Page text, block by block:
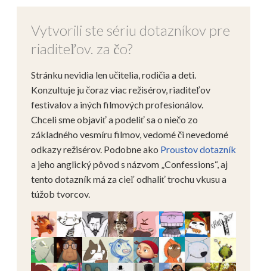
Vytvorili ste sériu dotazníkov pre
riaditeľov. za čo?
Stránku nevidia len učitelia, rodičia a deti.
Konzultuje ju čoraz viac režisérov, riaditeľov
festivalov a iných filmových profesionálov.
Chceli sme objaviť a podeliť sa o niečo zo
základného vesmíru filmov, vedomé či nevedomé
odkazy režisérov. Podobne ako Proustov dotazník
a jeho anglický pôvod s názvom „Confessions“, aj
tento dotazník má za cieľ odhaliť trochu vkusu a
túžob tvorcov.